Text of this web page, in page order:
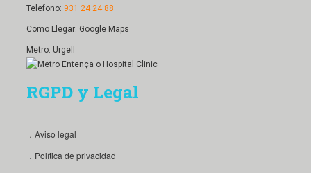
Telefono: 931 24 24 88
Como Llegar: Google Maps
Metro: Urgell
RGPD y Legal
．Aviso legal
．Política de privacidad